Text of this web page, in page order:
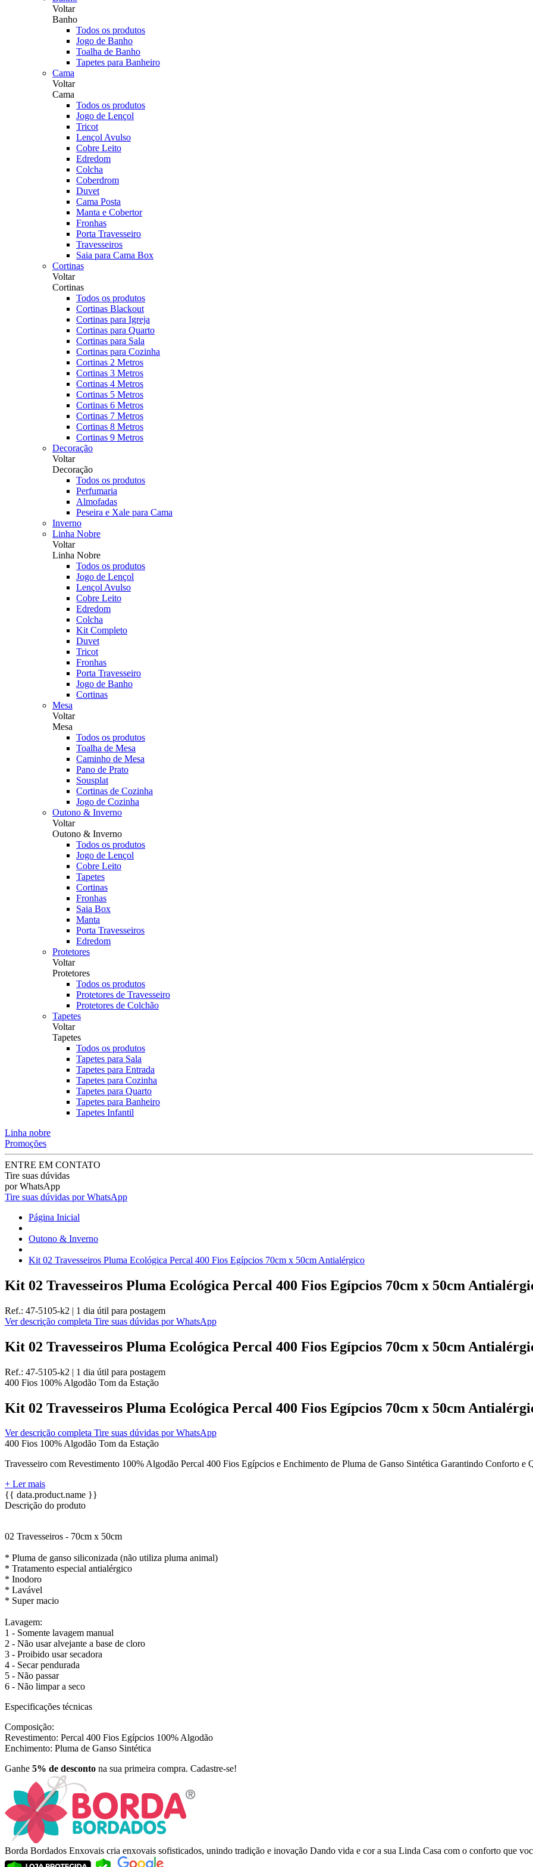
Voltar
Banho
Todos os produtos
Jogo de Banho
Toalha de Banho
Tapetes para Banheiro
Cama
Voltar
Cama
Todos os produtos
Jogo de Lençol
Tricot
Lençol Avulso
Cobre Leito
Edredom
Colcha
Coberdrom
Duvet
Cama Posta
Manta e Cobertor
Fronhas
Porta Travesseiro
Travesseiros
Saia para Cama Box
Cortinas
Voltar
Cortinas
Todos os produtos
Cortinas Blackout
Cortinas para Igreja
Cortinas para Quarto
Cortinas para Sala
Cortinas para Cozinha
Cortinas 2 Metros
Cortinas 3 Metros
Cortinas 4 Metros
Cortinas 5 Metros
Cortinas 6 Metros
Cortinas 7 Metros
Cortinas 8 Metros
Cortinas 9 Metros
Decoração
Voltar
Decoração
Todos os produtos
Perfumaria
Almofadas
Peseira e Xale para Cama
Inverno
Linha Nobre
Voltar
Linha Nobre
Todos os produtos
Jogo de Lençol
Lençol Avulso
Cobre Leito
Edredom
Colcha
Kit Completo
Duvet
Tricot
Fronhas
Porta Travesseiro
Jogo de Banho
Cortinas
Mesa
Voltar
Mesa
Todos os produtos
Toalha de Mesa
Caminho de Mesa
Pano de Prato
Sousplat
Cortinas de Cozinha
Jogo de Cozinha
Outono & Inverno
Voltar
Outono & Inverno
Todos os produtos
Jogo de Lençol
Cobre Leito
Tapetes
Cortinas
Fronhas
Saia Box
Manta
Porta Travesseiros
Edredom
Protetores
Voltar
Protetores
Todos os produtos
Protetores de Travesseiro
Protetores de Colchão
Tapetes
Voltar
Tapetes
Todos os produtos
Tapetes para Sala
Tapetes para Entrada
Tapetes para Cozinha
Tapetes para Quarto
Tapetes para Banheiro
Tapetes Infantil
Linha nobre
Promoções
ENTRE EM CONTATO
Tire suas dúvidas
por WhatsApp
Tire suas dúvidas por WhatsApp
Página Inicial
Outono & Inverno
Kit 02 Travesseiros Pluma Ecológica Percal 400 Fios Egípcios 70cm x 50cm Antialérgico
Kit 02 Travesseiros Pluma Ecológica Percal 400 Fios Egípcios 70cm x 50cm
Ref.: 47-5105-k2 | 1 dia útil para postagem
Ver descrição completa Tire suas dúvidas por WhatsApp
Kit 02 Travesseiros Pluma Ecológica Percal 400 Fios Egípcios 70cm x 50cm
Ref.: 47-5105-k2 | 1 dia útil para postagem
400 Fios 100% Algodão Tom da Estação
Kit 02 Travesseiros Pluma Ecológica Percal 400 Fios Egípcios 70cm x 50cm
Ver descrição completa Tire suas dúvidas por WhatsApp
400 Fios 100% Algodão Tom da Estação
Travesseiro com Revestimento 100% Algodão Percal 400 Fios Egípcios e Enchimento de Pluma de Ganso Sintética Garantindo Conforto e
+ Ler mais
{{ data.product.name }}
Descrição do produto
02 Travesseiros - 70cm x 50cm
* Pluma de ganso siliconizada (não utiliza pluma animal)
* Tratamento especial antialérgico
* Inodoro
* Lavável
* Super macio
Lavagem:
1 - Somente lavagem manual
2 - Não usar alvejante a base de cloro
3 - Proibido usar secadora
4 - Secar pendurada
5 - Não passar
6 - Não limpar a seco
Especificações técnicas
Composição:
Revestimento: Percal 400 Fios Egípcios 100% Algodão
Enchimento: Pluma de Ganso Sintética
Ganhe 5% de desconto na sua primeira compra. Cadastre-se!
Borda Bordados Enxovais cria enxovais sofisticados, unindo tradição e inovação Dando vida e cor a sua Linda Casa com o conforto que